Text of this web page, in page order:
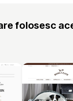
folosesc